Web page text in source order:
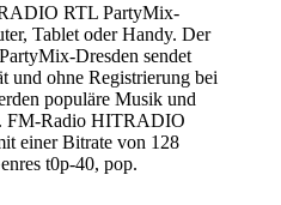
RTL PartyMix-
Tablet oder Handy. Der
Dresden sendet
und ohne Registrierung bei
populäre Musik und
FM-Radio HITRADIO
einer Bitrate von 128
t0p-40, pop.